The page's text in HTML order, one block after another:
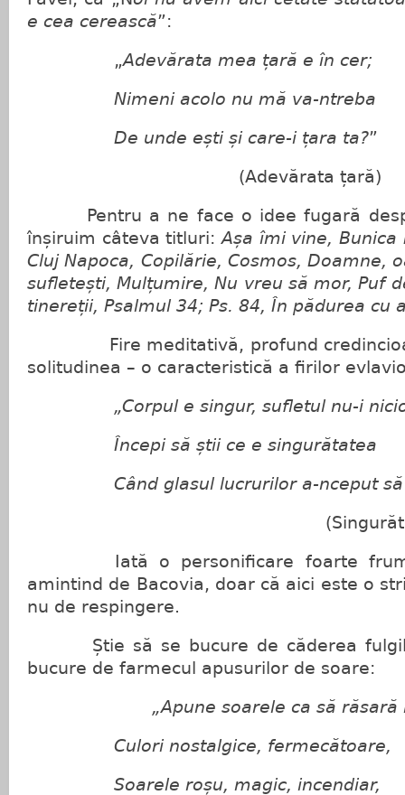
e cea cerească”:
„Adevărata mea țară e în cer;
Nimeni acolo nu mă va-ntreba
De unde ești și care-i țara ta?”
(Adevărata țară)
Pentru a ne face o idee fugară
înșiruim câteva titluri:Așa îmi vine, Bunica
Cluj Napoca, Copilărie, Cosmos, Doamne,
sufletești, Mulțumire, Nu vreu să mor, Puf
tinereții, Psalmul 34; Ps. 84, În pădurea cu
Fire meditativă, profund
solitudinea – o caracteristică a firilor
„Corpul e singur, sufletul nu-i
Începi să știi ce e singurătatea
Când glasul lucrurilor a-nceput să
Iată o personificare foarte
amintind de Bacovia, doar că aici este o
nu de respingere.
Știe să se bucure de căderea
bucure de farmecul apusurilor de soare:
„Apune soarele ca să răsară
Culori nostalgice, fermecătoare,
Soarele roșu, magic, incendiar,